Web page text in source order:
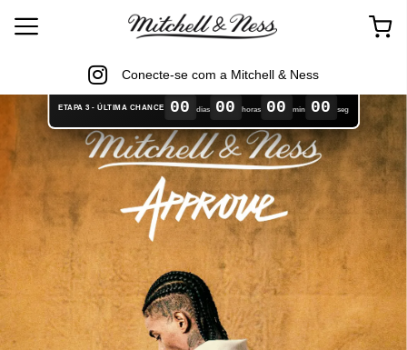
Conecte-se com a Mitchell & Ness
ETAPA 3 - ÚLTIMA CHANCE 00 dias 00 horas 00 min 00 seg